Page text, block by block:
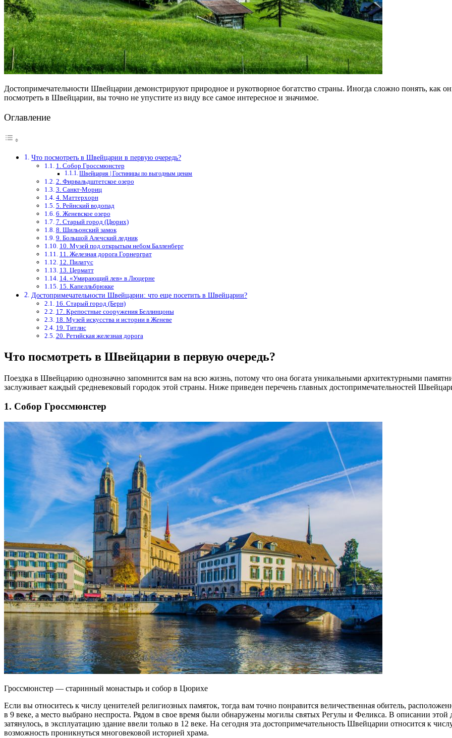
Достопримечательности Швейцарии демонстрируют природное и рукотворное богатство страны. Иногда сложно понять, как
посмотреть в Швейцарии, вы точно не упустите из виду все самое интересное и значимое.
Оглавление
Что посмотреть в Швейцарии в первую очередь?
1. Собор Гроссмюнстер
Швейцария | Гостиницы по выгодным ценам
2. Фирвальдштетское озеро
3. Санкт-Мориц
4. Маттерхорн
5. Рейнский водопад
6. Женевское озеро
7. Старый город (Цюрих)
8. Шильонский замок
9. Большой Алечский ледник
10. Музей под открытым небом Балленберг
11. Железная дорога Горнерграт
12. Пилатус
13. Церматт
14. «Умирающий лев» в Люцерне
15. Капелльбрюкке
Достопримечательности Швейцарии: что еще посетить в Швейцарии?
16. Старый город (Берн)
17. Крепостные сооружения Беллинцоны
18. Музей искусства и истории в Женеве
19. Титлис
20. Ретийская железная дорога
Что посмотреть в Швейцарии в первую очередь?
Поездка в Швейцарию однозначно запомнится вам на всю жизнь, потому что она богата уникальными архитектурными
заслуживает каждый средневековый городок этой страны. Ниже приведен перечень главных достопримечательностей
1. Собор Гроссмюнстер
Гроссмюнстер — старинный монастырь и собор в Цюрихе
Если вы относитесь к числу ценителей религиозных памяток, тогда вам точно понравится величественная обитель,
в 9 веке, а место выбрано неспроста. Рядом в свое время были обнаружены могилы святых Регулы и Феликса. В описании этой
затянулось, в эксплуатацию здание ввели только в 12 веке. На сегодня эта достопримечательность Швейцарии относится к
возможность проникнуться многовековой историей храма.